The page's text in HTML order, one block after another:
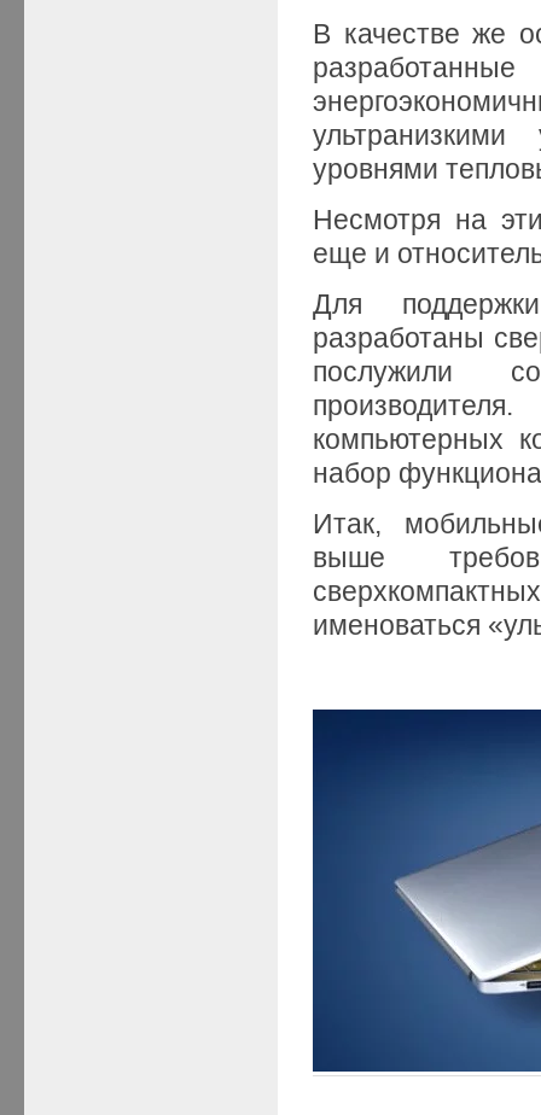
В качестве же
уровнями
Несмотря на
еще и
Для
разработаны
послужили
компьютерных
набор
Итак,
выше
именоваться